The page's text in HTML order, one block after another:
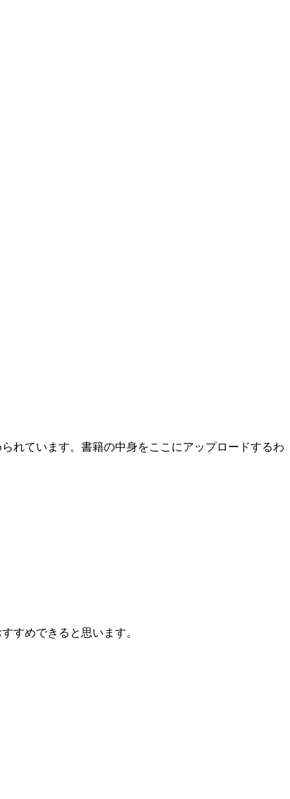
れています。書籍の中身をここにアップロードするわ
すめできると思います。